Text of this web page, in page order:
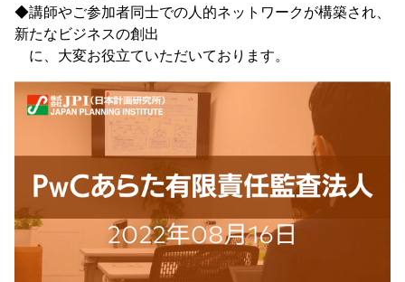
◆講師やご参加者同士での人的ネットワークが構築され、
新たなビジネスの創出
に、大変お役立ていただいております。